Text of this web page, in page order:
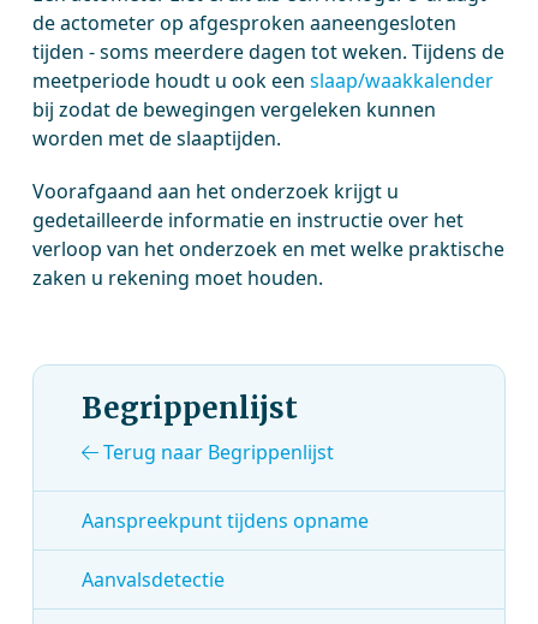
de actometer op afgesproken aaneengesloten
tijden - soms meerdere dagen tot weken. Tijdens de
meetperiode houdt u ook eenslaap/waakkalender
bij zodat de bewegingen vergeleken kunnen
worden met de slaaptijden.
Voorafgaand aan het onderzoek krijgt u
gedetailleerde informatie en instructie over het
verloop van het onderzoek en met welke praktische
zaken u rekening moet houden.
Begrippenlijst
Terug naar Begrippenlijst
Aanspreekpunt tijdens opname
Aanvalsdetectie